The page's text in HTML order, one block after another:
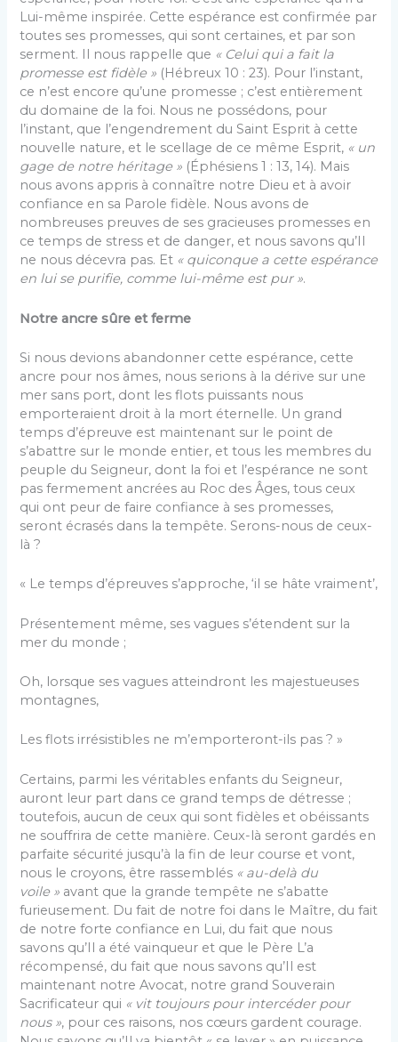
Lui-même inspirée. Cette espérance est confirmée par
toutes ses promesses, qui sont certaines, et par son
serment. Il nous rappelle que « Celui qui a fait la
promesse est fidèle » (Hébreux 10 : 23). Pour l’instant,
ce n’est encore qu’une promesse ; c’est entièrement
du domaine de la foi. Nous ne possédons, pour
l’instant, que l’engendrement du Saint Esprit à cette
nouvelle nature, et le scellage de ce même Esprit, « un
gage de notre héritage » (Éphésiens 1 : 13, 14). Mais
nous avons appris à connaître notre Dieu et à avoir
confiance en sa Parole fidèle. Nous avons de
nombreuses preuves de ses gracieuses promesses en
ce temps de stress et de danger, et nous savons qu’Il
ne nous décevra pas. Et « quiconque a cette espérance
en lui se purifie, comme lui-même est pur ».
Notre ancre sûre et ferme
Si nous devions abandonner cette espérance, cette
ancre pour nos âmes, nous serions à la dérive sur une
mer sans port, dont les flots puissants nous
emporteraient droit à la mort éternelle. Un grand
temps d’épreuve est maintenant sur le point de
s’abattre sur le monde entier, et tous les membres du
peuple du Seigneur, dont la foi et l’espérance ne sont
pas fermement ancrées au Roc des Âges, tous ceux
qui ont peur de faire confiance à ses promesses,
seront écrasés dans la tempête. Serons-nous de ceux-
là ?
« Le temps d’épreuves s’approche, ‘il se hâte vraiment’,
Présentement même, ses vagues s’étendent sur la
mer du monde ;
Oh, lorsque ses vagues atteindront les majestueuses
montagnes,
Les flots irrésistibles ne m’emporteront-ils pas ? »
Certains, parmi les véritables enfants du Seigneur,
auront leur part dans ce grand temps de détresse ;
toutefois, aucun de ceux qui sont fidèles et obéissants
ne souffrira de cette manière. Ceux-là seront gardés en
parfaite sécurité jusqu’à la fin de leur course et vont,
nous le croyons, être rassemblés « au-delà du
voile » avant que la grande tempête ne s’abatte
furieusement. Du fait de notre foi dans le Maître, du fait
de notre forte confiance en Lui, du fait que nous
savons qu’Il a été vainqueur et que le Père L’a
récompensé, du fait que nous savons qu’Il est
maintenant notre Avocat, notre grand Souverain
Sacrificateur qui « vit toujours pour intercéder pour
nous », pour ces raisons, nos cœurs gardent courage.